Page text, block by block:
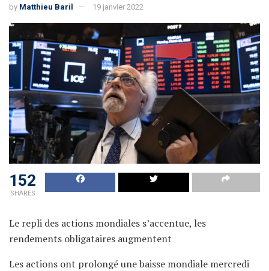
by Matthieu Baril 19 janvier 2022
152
SHARES
Le repli des actions mondiales s’accentue, les
rendements obligataires augmentent
Les actions ont prolongé une baisse mondiale mercredi